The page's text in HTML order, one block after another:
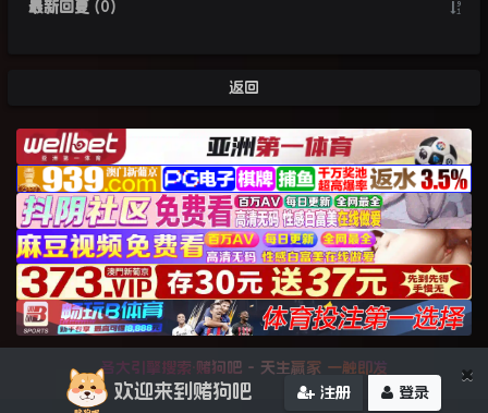
最新回复 (0 )
返回
各大引擎搜索·赌狗吧 - 天生赢家 一触即发 ×
欢迎来到赌狗吧 注册 登录